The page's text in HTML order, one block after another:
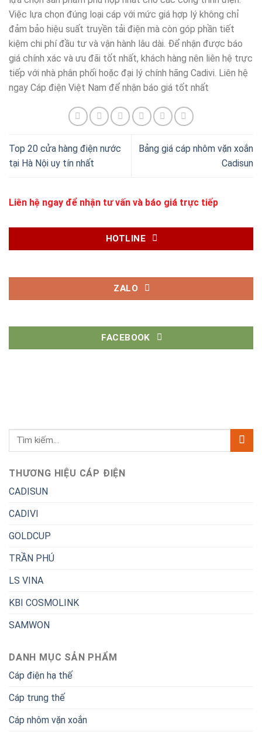
Việc lựa chọn đúng loại cáp với mức giá hợp lý không chỉ
đảm bảo hiệu suất truyền tải điện mà còn góp phần tiết
kiệm chi phí đầu tư và vận hành lâu dài. Để nhận được báo
giá chính xác và ưu đãi tốt nhất, khách hàng nên liên hệ trực
tiếp với nhà phân phối hoặc đại lý chính hãng Cadivi. Liên hệ
ngay Cáp điện Việt Nam để nhận báo giá tốt nhất
Top 20 cửa hàng điện nước
tại Hà Nội uy tín nhất
Bảng giá cáp nhôm vặn xoắn
Cadisun
Liên hệ ngay để nhận tư vấn và báo giá trực tiếp
HOTLINE
ZALO
FACEBOOK
THƯƠNG HIỆU CÁP ĐIỆN
CADISUN
CADIVI
GOLDCUP
TRẦN PHÚ
LS VINA
KBI COSMOLINK
SAMWON
DANH MỤC SẢN PHẨM
Cáp điện hạ thế
Cáp trung thế
Cáp nhôm vặn xoắn